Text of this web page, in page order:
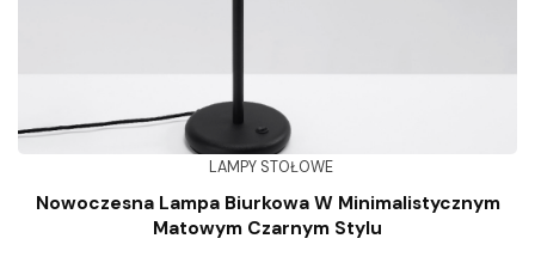
LAMPY STOŁOWE
Nowoczesna Lampa Biurkowa W Minimalistycznym
Matowym Czarnym Stylu